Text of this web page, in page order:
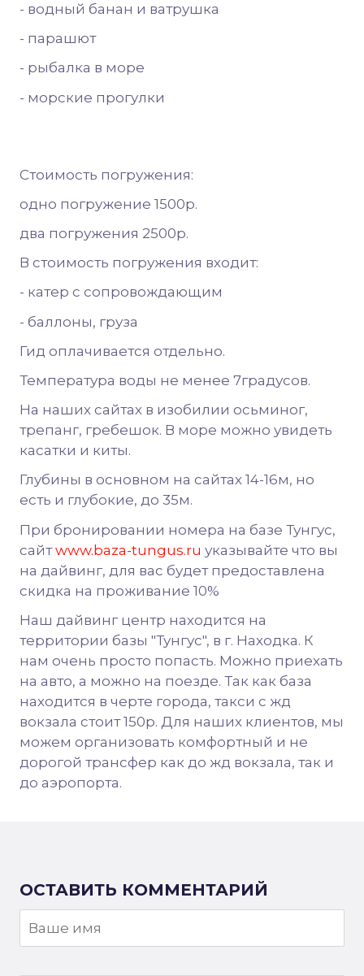
- водный банан и ватрушка
- парашют
- рыбалка в море
- морские прогулки
Стоимость погружения:
одно погружение 1500р.
два погружения 2500р.
В стоимость погружения входит:
- катер с сопровождающим
- баллоны, груза
Гид оплачивается отдельно.
Температура воды не менее 7градусов.
На наших сайтах в изобилии осьминог,
трепанг, гребешок. В море можно увидеть
касатки и киты.
Глубины в основном на сайтах 14-16м, но
есть и глубокие, до 35м.
При бронировании номера на базе Тунгус,
сайтwww.baza-tungus.ru указывайте что вы
на дайвинг, для вас будет предоставлена
скидка на проживание 10%
Наш дайвинг центр находится на
территории базы "Тунгус", в г. Находка. К
нам очень просто попасть. Можно приехать
на авто, а можно на поезде. Так как база
находится в черте города, такси с жд
вокзала стоит 150р. Для наших клиентов, мы
можем организовать комфортный и не
дорогой трансфер как до жд вокзала, так и
до аэропорта.
ОСТАВИТЬ КОММЕНТАРИЙ